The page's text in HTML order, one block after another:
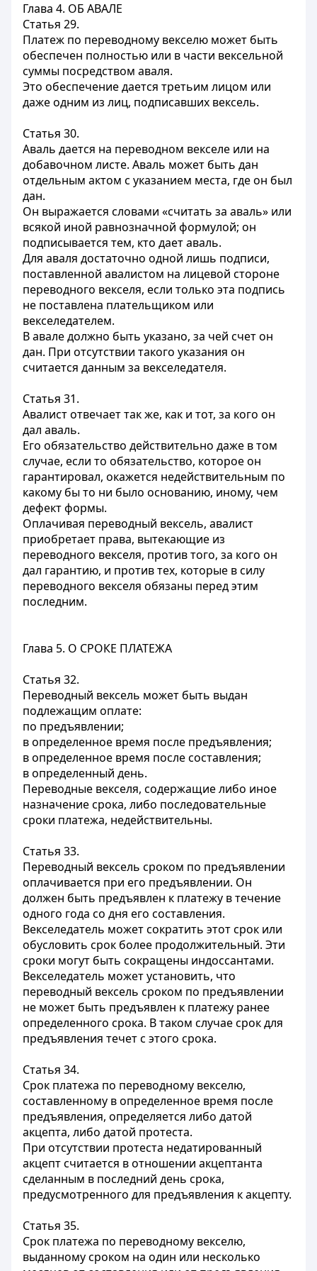
Глава 4. ОБ АВАЛЕ
Статья 29.
Платеж по переводному векселю может быть
обеспечен полностью или в части вексельной
суммы посредством аваля.
Это обеспечение дается третьим лицом или
даже одним из лиц, подписавших вексель.
Статья 30.
Аваль дается на переводном векселе или на
добавочном листе. Аваль может быть дан
отдельным актом с указанием места, где он был
дан.
Он выражается словами «считать за аваль» или
всякой иной равнозначной формулой; он
подписывается тем, кто дает аваль.
Для аваля достаточно одной лишь подписи,
поставленной авалистом на лицевой стороне
переводного векселя, если только эта подпись
не поставлена плательщиком или
векселедателем.
В авале должно быть указано, за чей счет он
дан. При отсутствии такого указания он
считается данным за векселедателя.
Статья 31.
Авалист отвечает так же, как и тот, за кого он
дал аваль.
Его обязательство действительно даже в том
случае, если то обязательство, которое он
гарантировал, окажется недействительным по
какому бы то ни было основанию, иному, чем
дефект формы.
Оплачивая переводный вексель, авалист
приобретает права, вытекающие из
переводного векселя, против того, за кого он
дал гарантию, и против тех, которые в силу
переводного векселя обязаны перед этим
последним.
Глава 5. О СРОКЕ ПЛАТЕЖА
Статья 32.
Переводный вексель может быть выдан
подлежащим оплате:
по предъявлении;
в определенное время после предъявления;
в определенное время после составления;
в определенный день.
Переводные векселя, содержащие либо иное
назначение срока, либо последовательные
сроки платежа, недействительны.
Статья 33.
Переводный вексель сроком по предъявлении
оплачивается при его предъявлении. Он
должен быть предъявлен к платежу в течение
одного года со дня его составления.
Векселедатель может сократить этот срок или
обусловить срок более продолжительный. Эти
сроки могут быть сокращены индоссантами.
Векселедатель может установить, что
переводный вексель сроком по предъявлении
не может быть предъявлен к платежу ранее
определенного срока. В таком случае срок для
предъявления течет с этого срока.
Статья 34.
Срок платежа по переводному векселю,
составленному в определенное время после
предъявления, определяется либо датой
акцепта, либо датой протеста.
При отсутствии протеста недатированный
акцепт считается в отношении акцептанта
сделанным в последний день срока,
предусмотренного для предъявления к акцепту.
Статья 35.
Срок платежа по переводному векселю,
выданному сроком на один или несколько